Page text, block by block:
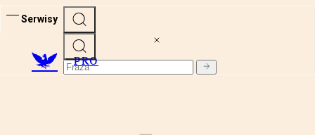
Serwisy
PRO